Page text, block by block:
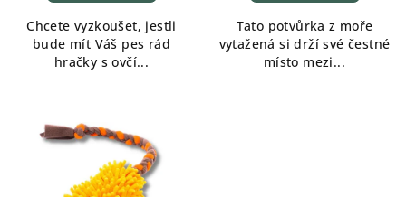
Chcete vyzkoušet, jestli
bude mít Váš pes rád
hračky s ovčí...
Tato potvůrka z moře
vytažená si drží své čestné
místo mezi...